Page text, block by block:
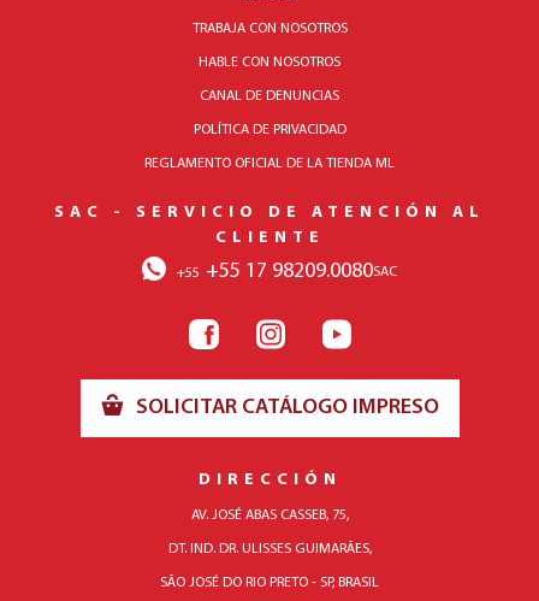
TRABAJA CON NOSOTROS
HABLE CON NOSOTROS
CANAL DE DENUNCIAS
POLÍTICA DE PRIVACIDAD
REGLAMENTO OFICIAL DE LA TIENDA ML
SAC - SERVICIO DE ATENCIÓN AL
CLIENTE
+55 +55 17 98209.0080SAC
SOLICITAR CATÁLOGO IMPRESO
DIRECCIÓN
AV. JOSÉ ABAS CASSEB, 75,
DT. IND. DR. ULISSES GUIMARÃES,
SÃO JOSÉ DO RIO PRETO - SP, BRASIL